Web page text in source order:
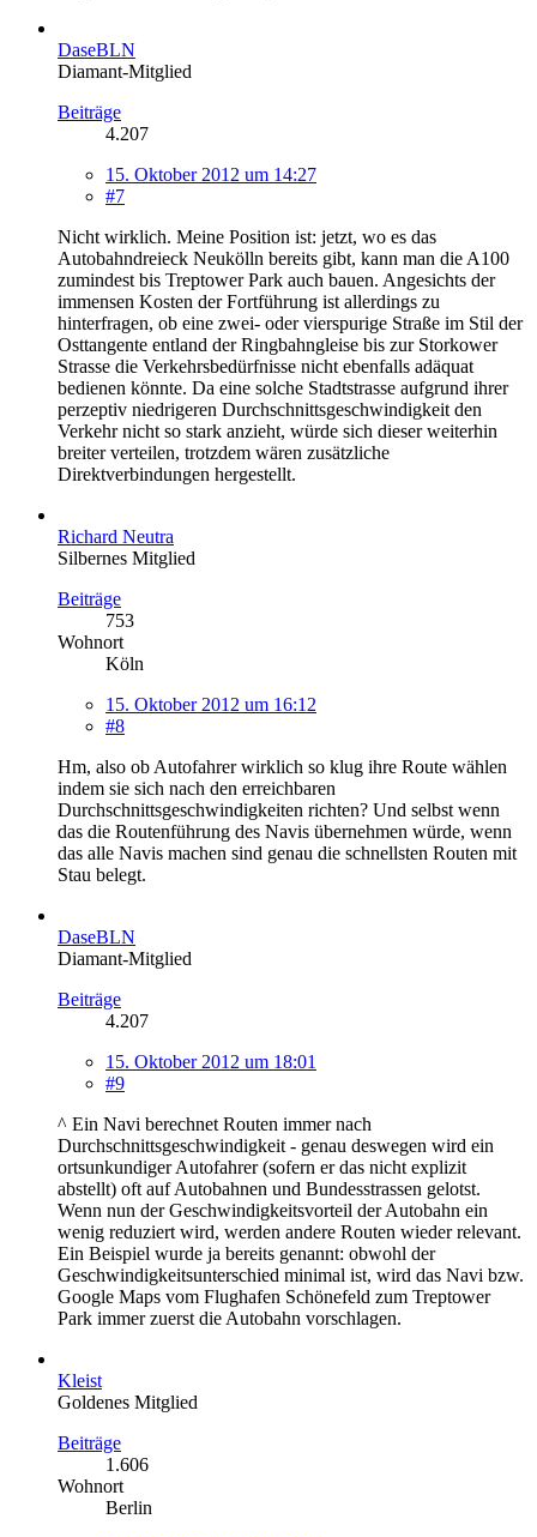
DaseBLN
Diamant-Mitglied
Beiträge
4.207
15. Oktober 2012 um 14:27
#7
Nicht wirklich. Meine Position ist: jetzt, wo es das
Autobahndreieck Neukölln bereits gibt, kann man die A100
zumindest bis Treptower Park auch bauen. Angesichts der
immensen Kosten der Fortführung ist allerdings zu
hinterfragen, ob eine zwei- oder vierspurige Straße im Stil der
Osttangente entland der Ringbahngleise bis zur Storkower
Strasse die Verkehrsbedürfnisse nicht ebenfalls adäquat
bedienen könnte. Da eine solche Stadtstrasse aufgrund ihrer
perzeptiv niedrigeren Durchschnittsgeschwindigkeit den
Verkehr nicht so stark anzieht, würde sich dieser weiterhin
breiter verteilen, trotzdem wären zusätzliche
Direktverbindungen hergestellt.
Richard Neutra
Silbernes Mitglied
Beiträge
753
Wohnort
Köln
15. Oktober 2012 um 16:12
#8
Hm, also ob Autofahrer wirklich so klug ihre Route wählen
indem sie sich nach den erreichbaren
Durchschnittsgeschwindigkeiten richten? Und selbst wenn
das die Routenführung des Navis übernehmen würde, wenn
das alle Navis machen sind genau die schnellsten Routen mit
Stau belegt.
DaseBLN
Diamant-Mitglied
Beiträge
4.207
15. Oktober 2012 um 18:01
#9
^ Ein Navi berechnet Routen immer nach
Durchschnittsgeschwindigkeit - genau deswegen wird ein
ortsunkundiger Autofahrer (sofern er das nicht explizit
abstellt) oft auf Autobahnen und Bundesstrassen gelotst.
Wenn nun der Geschwindigkeitsvorteil der Autobahn ein
wenig reduziert wird, werden andere Routen wieder relevant.
Ein Beispiel wurde ja bereits genannt: obwohl der
Geschwindigkeitsunterschied minimal ist, wird das Navi bzw.
Google Maps vom Flughafen Schönefeld zum Treptower
Park immer zuerst die Autobahn vorschlagen.
Kleist
Goldenes Mitglied
Beiträge
1.606
Wohnort
Berlin